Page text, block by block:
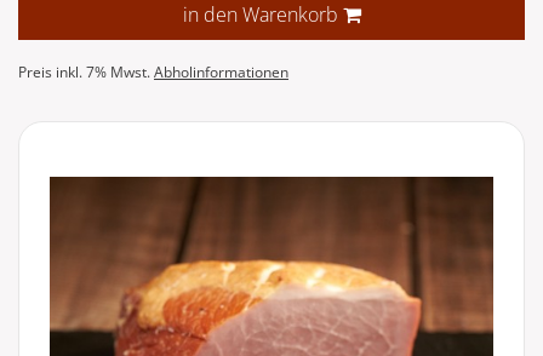
in den Warenkorb
Preis inkl. 7% Mwst. Abholinformationen